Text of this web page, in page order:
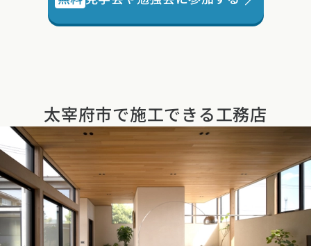
太宰府市で施工できる工務店